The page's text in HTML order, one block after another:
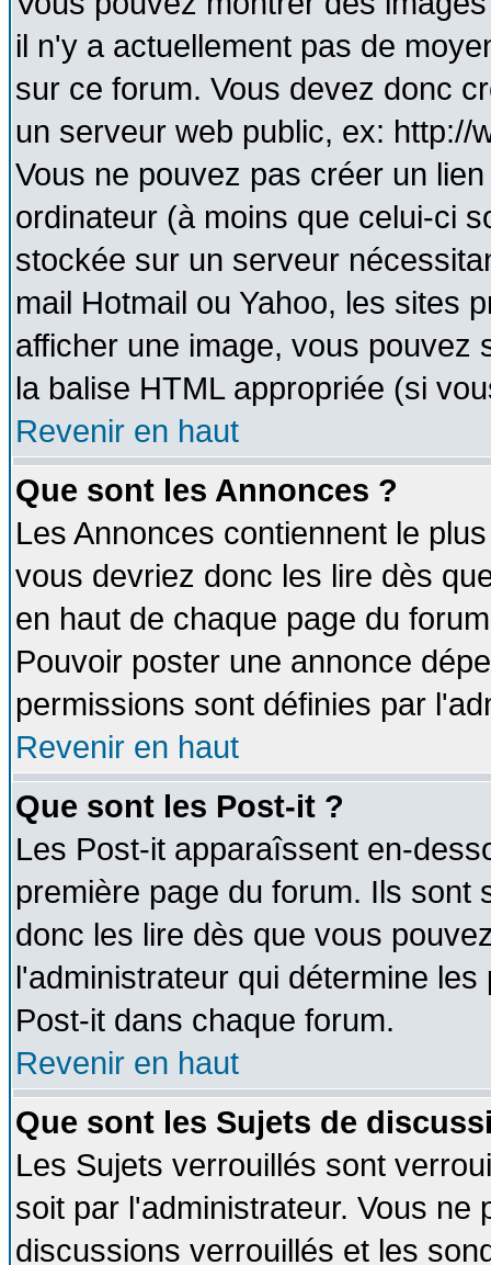
il n'y a actuellement pas de
sur ce forum. Vous devez donc
un serveur web public, ex: http://
Vous ne pouvez pas créer un
ordinateur (à moins que celui-ci
stockée sur un serveur
mail Hotmail ou Yahoo, les sites
afficher une image, vous pouvez
la balise HTML appropriée (si
Revenir en haut
Que sont les Annonces ?
Les Annonces contiennent le
vous devriez donc les lire dès
en haut de chaque page du
Pouvoir poster une annonce
permissions sont définies par
Revenir en haut
Que sont les Post-it ?
Les Post-it apparaîssent en-
première page du forum. Ils
donc les lire dès que vous
l'administrateur qui détermine
Post-it dans chaque forum.
Revenir en haut
Que sont les Sujets de
Les Sujets verrouillés sont
soit par l'administrateur. Vous
discussions verrouillés et les